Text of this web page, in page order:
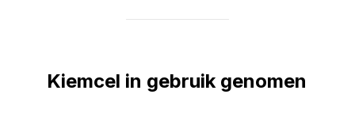
Kiemcel in gebruik genomen